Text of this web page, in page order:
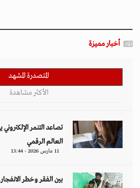
أخبار مميزة
المتصدرة المشهد
الأكثر مشاهدة
تصاعد التنمر
العالم الرقمي
11 مارس 2026 - 13:44
بين الفقر وخطر